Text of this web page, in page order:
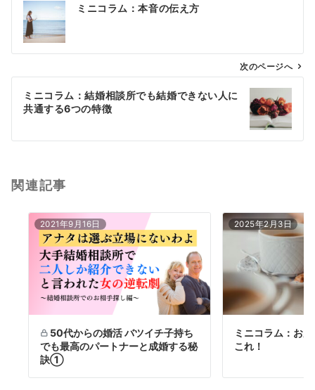
ビ
ン
ミニコラム：本音の伝え方
次のページへ
ミニコラム：結婚相談所でも結婚できない人に
共通する6つの特徴
関連記事
2021年9月16日
50代からの婚活 バツイチ子持ち
でも最高のパートナーと成婚する秘
訣①
2025年2月3日
ミニコラム：お
これ！